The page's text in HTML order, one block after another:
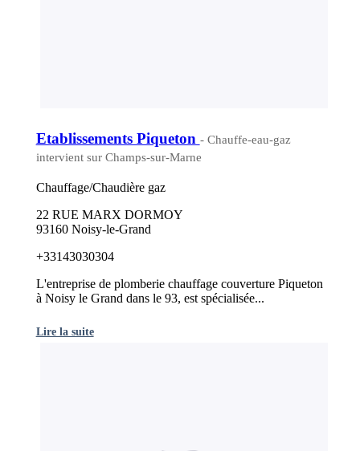
Etablissements Piqueton - Chauffe-eau-gaz
intervient sur Champs-sur-Marne
Chauffage/Chaudière gaz
22 RUE MARX DORMOY
93160 Noisy-le-Grand
+33143030304
L'entreprise de plomberie chauffage couverture Piqueton
à Noisy le Grand dans le 93, est spécialisée...
Lire la suite